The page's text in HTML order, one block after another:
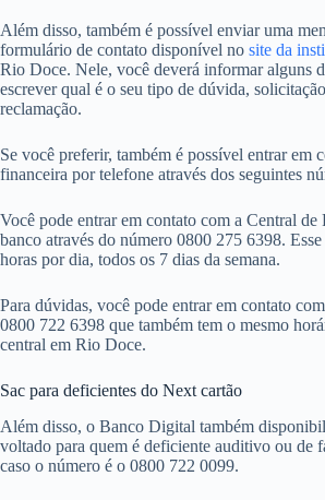
Além disso, também é possível enviar uma
formulário de contato disponível no site da
Rio Doce. Nele, você deverá informar alguns
escrever qual é o seu tipo de dúvida,
reclamação.
Se você preferir, também é possível entrar em
financeira por telefone através dos seguintes
Você pode entrar em contato com a Central de
banco através do número 0800 275 6398.
horas por dia, todos os 7 dias da semana.
Para dúvidas, você pode entrar em contato
0800 722 6398 que também tem o mesmo
central em Rio Doce.
Sac para deficientes do Next cartão
Além disso, o Banco Digital também
voltado para quem é deficiente auditivo ou de
caso o número é o 0800 722 0099.